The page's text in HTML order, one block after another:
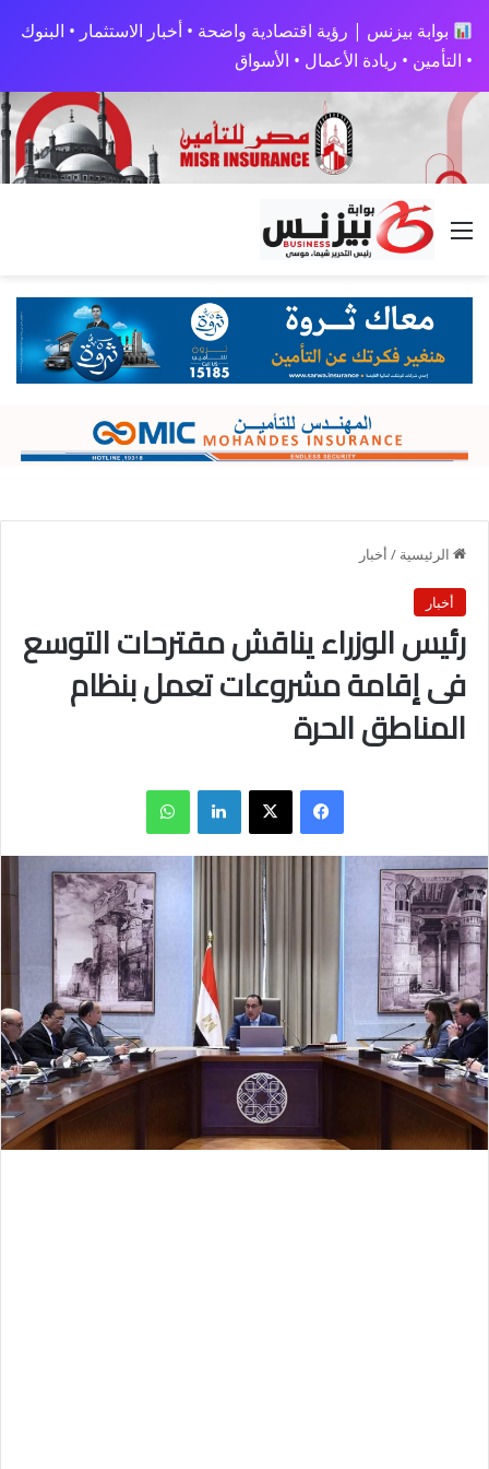
بوابة بيزنس | رؤية اقتصادية واضحة • أخبار الاستثمار • البنوك
• التأمين • ريادة الأعمال • الأسواق
القائمة
الرئيسية / أخبار
أخبار
رئيس الوزراء يناقش مقترحات التوسع
فى إقامة مشروعات تعمل بنظام
المناطق الحرة
فيسبوك X لينكدإن